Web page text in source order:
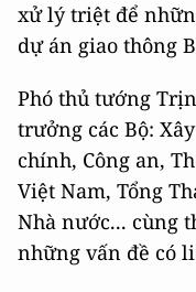
xử lý triệt để
dự án giao thông
Phó thủ tướng
trưởng các Bộ:
chính, Công an,
Việt Nam, Tổng
Nhà nước... cùng
những vấn đề có